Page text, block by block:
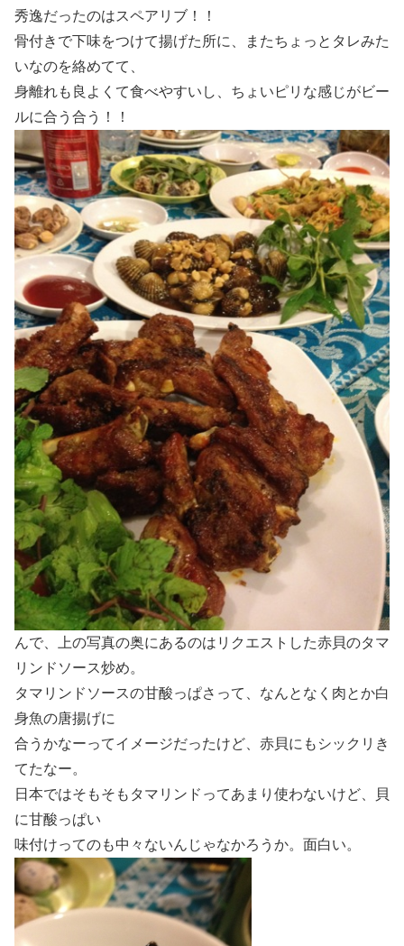
秀逸だったのはスペアリブ！！
骨付きで下味をつけて揚げた所に、またちょっとタレみた
いなのを絡めてて、
身離れも良よくて食べやすいし、ちょいピリな感じがビー
ルに合う合う！！
んで、上の写真の奥にあるのはリクエストした赤貝のタマ
リンドソース炒め。
タマリンドソースの甘酸っぱさって、なんとなく肉とか白
身魚の唐揚げに
合うかなーってイメージだったけど、赤貝にもシックリき
てたなー。
日本ではそもそもタマリンドってあまり使わないけど、貝
に甘酸っぱい
味付けってのも中々ないんじゃなかろうか。面白い。